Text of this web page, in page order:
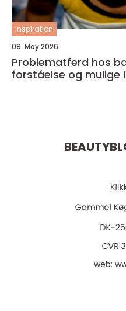
inspiration
09. May 2026
Problematferd hos barn
forståelse og mulige
web: